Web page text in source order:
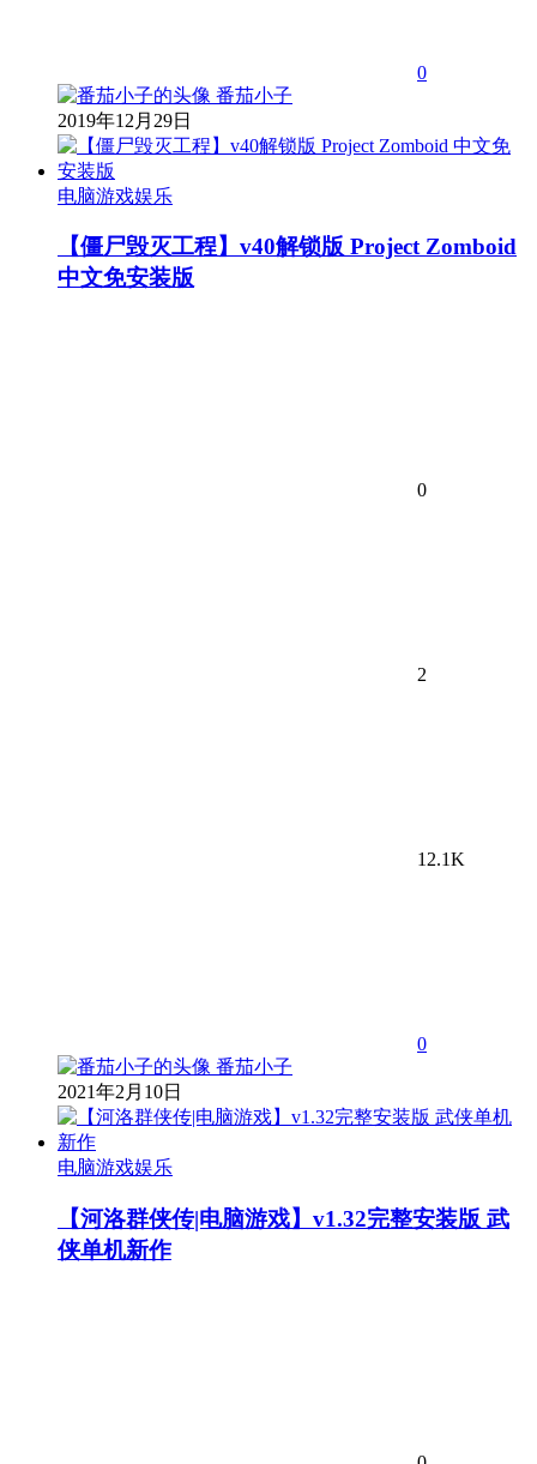
0
番茄小子
2019年12月29日
电脑游戏娱乐
【僵尸毁灭工程】v40解锁版 Project Zomboid
中文免安装版
0
2
12.1K
0
番茄小子
2021年2月10日
电脑游戏娱乐
【河洛群侠传|电脑游戏】v1.32完整安装版 武
侠单机新作